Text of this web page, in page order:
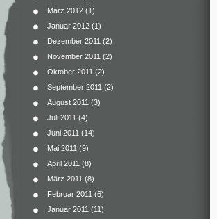
März 2012 (1)
Januar 2012 (1)
Dezember 2011 (2)
November 2011 (2)
Oktober 2011 (2)
September 2011 (2)
August 2011 (3)
Juli 2011 (4)
Juni 2011 (14)
Mai 2011 (9)
April 2011 (8)
März 2011 (8)
Februar 2011 (6)
Januar 2011 (11)